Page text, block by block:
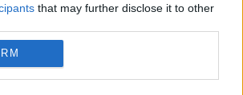
that may further disclose it to other